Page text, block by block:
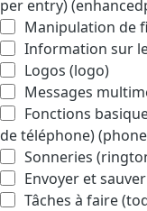
per entry)
Manipulation de
Information sur
Logos (logo)
Messages
Fonctions
de téléphone)
Sonneries
Envoyer et
Tâches à faire